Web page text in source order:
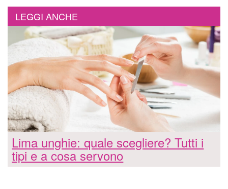
LEGGI ANCHE
Lima unghie: quale scegliere? Tutti i
tipi e a cosa servono